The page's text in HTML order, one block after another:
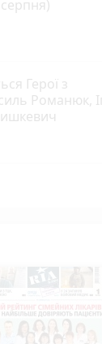
Герої з
Романюк,